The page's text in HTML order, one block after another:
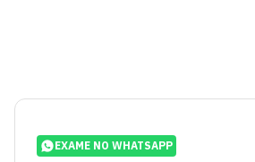
EXAME NO WHATSAPP